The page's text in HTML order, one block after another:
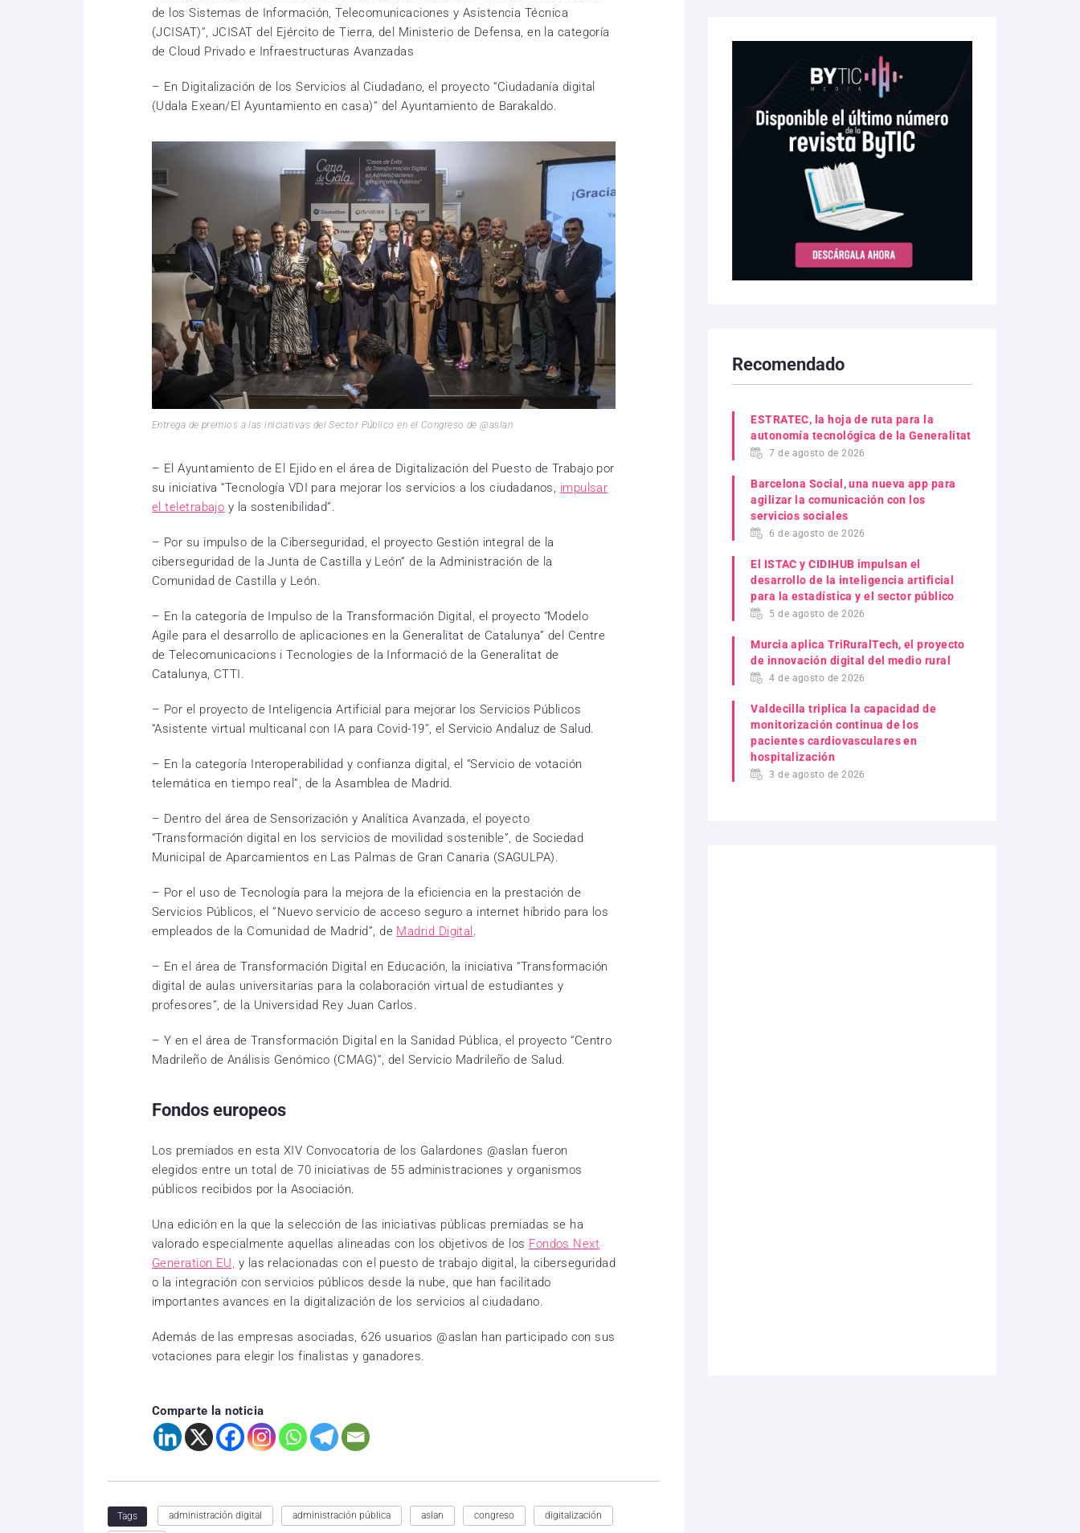
de los Sistemas de Información, Telecomunicaciones y Asistencia Técnica
(JCISAT)”, JCISAT del Ejército de Tierra, del Ministerio de Defensa, en la categoría
de Cloud Privado e Infraestructuras Avanzadas
– En Digitalización de los Servicios al Ciudadano, el proyecto “Ciudadanía digital
(Udala Exean/El Ayuntamiento en casa)” del Ayuntamiento de Barakaldo.
Entrega de premios a las iniciativas del Sector Público en el Congreso de @aslan
– El Ayuntamiento de El Ejido en el área de Digitalización del Puesto de Trabajo por
su iniciativa “Tecnología VDI para mejorar los servicios a los ciudadanos, impulsar
el teletrabajo y la sostenibilidad”.
– Por su impulso de la Ciberseguridad, el proyecto Gestión integral de la
ciberseguridad de la Junta de Castilla y León” de la Administración de la
Comunidad de Castilla y León.
– En la categoría de Impulso de la Transformación Digital, el proyecto “Modelo
Agile para el desarrollo de aplicaciones en la Generalitat de Catalunya” del Centre
de Telecomunicacions i Tecnologies de la Informació de la Generalitat de
Catalunya, CTTI.
– Por el proyecto de Inteligencia Artificial para mejorar los Servicios Públicos
“Asistente virtual multicanal con IA para Covid-19”, el Servicio Andaluz de Salud.
– En la categoría Interoperabilidad y confianza digital, el “Servicio de votación
telemática en tiempo real”, de la Asamblea de Madrid.
– Dentro del área de Sensorización y Analítica Avanzada, el poyecto
“Transformación digital en los servicios de movilidad sostenible”, de Sociedad
Municipal de Aparcamientos en Las Palmas de Gran Canaria (SAGULPA).
– Por el uso de Tecnología para la mejora de la eficiencia en la prestación de
Servicios Públicos, el ”Nuevo servicio de acceso seguro a internet híbrido para los
empleados de la Comunidad de Madrid”, de Madrid Digital .
– En el área de Transformación Digital en Educación, la iniciativa “Transformación
digital de aulas universitarias para la colaboración virtual de estudiantes y
profesores”, de la Universidad Rey Juan Carlos.
– Y en el área de Transformación Digital en la Sanidad Pública, el proyecto “Centro
Madrileño de Análisis Genómico (CMAG)”, del Servicio Madrileño de Salud.
Fondos europeos
Los premiados en esta XIV Convocatoria de los Galardones @aslan fueron
elegidos entre un total de 70 iniciativas de 55 administraciones y organismos
públicos recibidos por la Asociación.
Una edición en la que la selección de las iniciativas públicas premiadas se ha
valorado especialmente aquellas alineadas con los objetivos de los Fondos Next
Generation EU, y las relacionadas con el puesto de trabajo digital, la ciberseguridad
o la integración con servicios públicos desde la nube, que han facilitado
importantes avances en la digitalización de los servicios al ciudadano.
Además de las empresas asociadas, 626 usuarios @aslan han participado con sus
votaciones para elegir los finalistas y ganadores.
Comparte la noticia
Tags administración digital administración pública aslan congreso digitalización
Recomendado
ESTRATEC, la hoja de ruta para la
autonomía tecnológica de la Generalitat
7 de agosto de 2026
Barcelona Social, una nueva app para
agilizar la comunicación con los
servicios sociales
6 de agosto de 2026
El ISTAC y CIDIHUB impulsan el
desarrollo de la inteligencia artificial
para la estadística y el sector público
5 de agosto de 2026
Murcia aplica TriRuralTech, el proyecto
de innovación digital del medio rural
4 de agosto de 2026
Valdecilla triplica la capacidad de
monitorización continua de los
pacientes cardiovasculares en
hospitalización
3 de agosto de 2026